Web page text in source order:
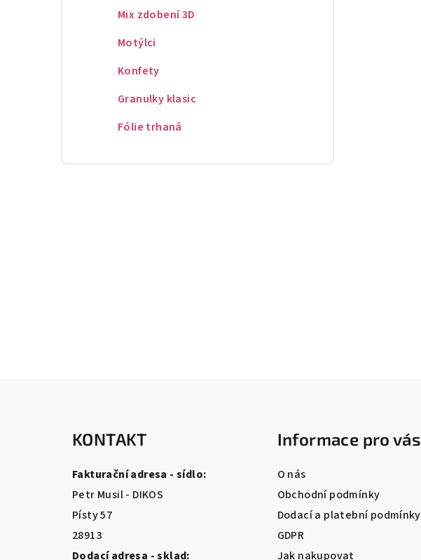
Mix zdobení 3D
Motýlci
Konfety
Granulky klasic
Fólie trhaná
KONTAKT
Fakturační adresa - sídlo:
Petr Musil - DIKOS
Písty 57
28913
Dodací adresa - sklad:
Informace pro vás
O nás
Obchodní podmínky
Dodací a platební podmínky
GDPR
Jak nakupovat